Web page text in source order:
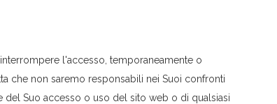
l'accesso, temporaneamente o
che non saremo responsabili nei Suoi confronti
Suo accesso o uso del sito web o di qualsiasi